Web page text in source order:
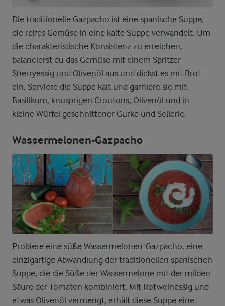
Die traditionelle Gazpacho ist eine spanische Suppe,
die reifes Gemüse in eine kalte Suppe verwandelt. Um
die charakteristische Konsistenz zu erreichen,
balancierst du das Gemüse mit einem Spritzer
Sherryessig und Olivenöl aus und dickst es mit Brot
ein. Serviere die Suppe kalt und garniere sie mit
Basilikum, knusprigen Croutons, Olivenöl und in
kleine Würfel geschnittener Gurke und Sellerie.
Wassermelonen-Gazpacho
Probiere eine süße Wassermelonen-Gazpacho, eine
einzigartige Abwandlung der traditionellen spanischen
Suppe, die die Süße der Wassermelone mit der milden
Säure der Tomaten kombiniert. Mit Rotweinessig und
etwas Olivenöl vermengt, erhält diese Suppe eine